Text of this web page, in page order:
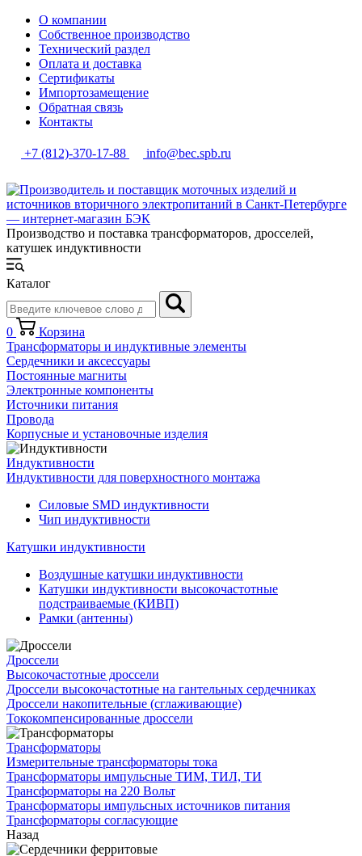
О компании
Собственное производство
Технический раздел
Оплата и доставка
Сертификаты
Импортозамещение
Обратная связь
Контакты
+7 (812)-370-17-88 info@bec.spb.ru
Производство и поставка трансформаторов, дросселей,
катушек индуктивности
Каталог
0
Корзина
Трансформаторы и индуктивные элементы
Сердечники и аксессуары
Постоянные магниты
Электронные компоненты
Источники питания
Провода
Корпусные и установочные изделия
Индуктивности
Индуктивности для поверхностного монтажа
Силовые SMD индуктивности
Чип индуктивности
Катушки индуктивности
Воздушные катушки индуктивности
Катушки индуктивности высокочастотные
подстраиваемые (КИВП)
Рамки (антенны)
Дроссели
Высокочастотные дроссели
Дроссели высокочастотные на гантельных сердечниках
Дроссели накопительные (сглаживающие)
Тококомпенсированные дроссели
Трансформаторы
Измерительные трансформаторы тока
Трансформаторы импульсные ТИМ, ТИЛ, ТИ
Трансформаторы на 220 Вольт
Трансформаторы импульсных источников питания
Трансформаторы согласующие
Назад